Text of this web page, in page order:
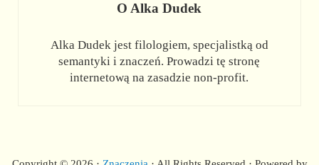
O Alka Dudek
Alka Dudek jest filologiem, specjalistką od
semantyki i znaczeń. Prowadzi tę stronę
internetową na zasadzie non-profit.